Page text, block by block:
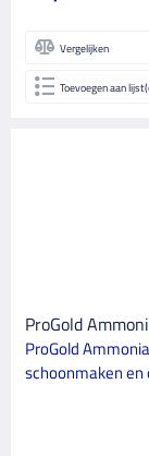
Vergelijken
Toevoegen aan
ProGold
ProGold
schoonmaken en